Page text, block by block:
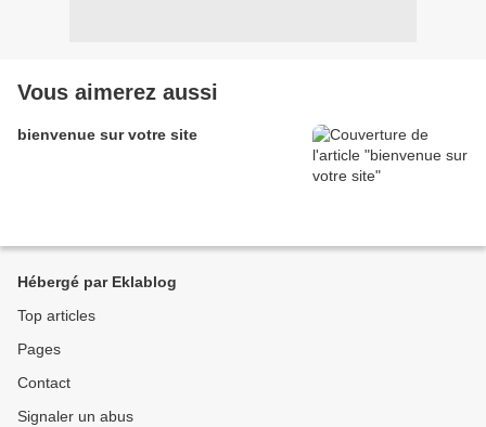
Vous aimerez aussi
bienvenue sur votre site
Hébergé par Eklablog
Top articles
Pages
Contact
Signaler un abus